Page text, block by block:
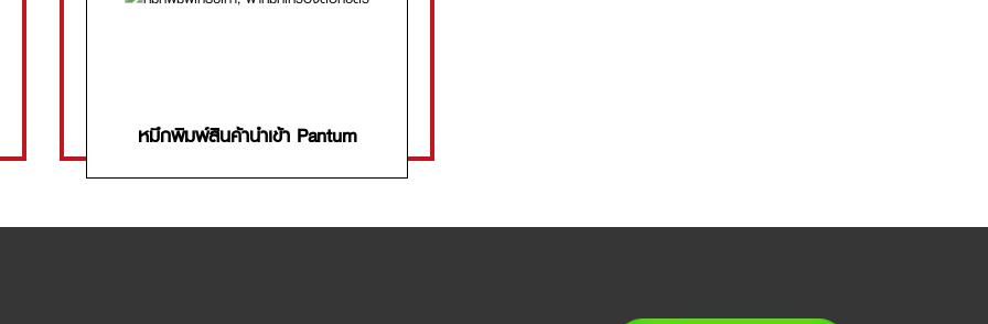
หมึกพิมพ์สินค้านำเข้า Pantum